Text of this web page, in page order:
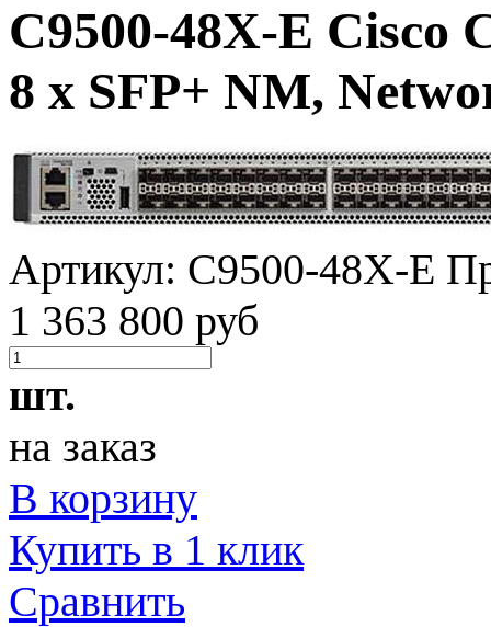
C9500-48X-E Cisco
8 x SFP+ NM,
Артикул: C9500-48X-E
1 363 800 руб
шт.
на заказ
В корзину
Купить в 1 клик
Сравнить